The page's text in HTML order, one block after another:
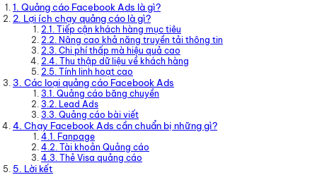
1. Quảng cáo Facebook Ads là gì?
2. Lợi ích chạy quảng cáo là gì?
2.1. Tiếp cận khách hàng mục tiêu
2.2. Nâng cao khả năng truyền tải thông tin
2.3. Chi phí thấp mà hiệu quả cao
2.4. Thu thập dữ liệu về khách hàng
2.5. Tính linh hoạt cao
3. Các loại quảng cáo Facebook Ads
3.1. Quảng cáo băng chuyền
3.2. Lead Ads
3.3. Quảng cáo bài viết
4. Chạy Facebook Ads cần chuẩn bị những gì?
4.1. Fanpage
4.2. Tài khoản Quảng cáo
4.3. Thẻ Visa quảng cáo
5. Lời kết